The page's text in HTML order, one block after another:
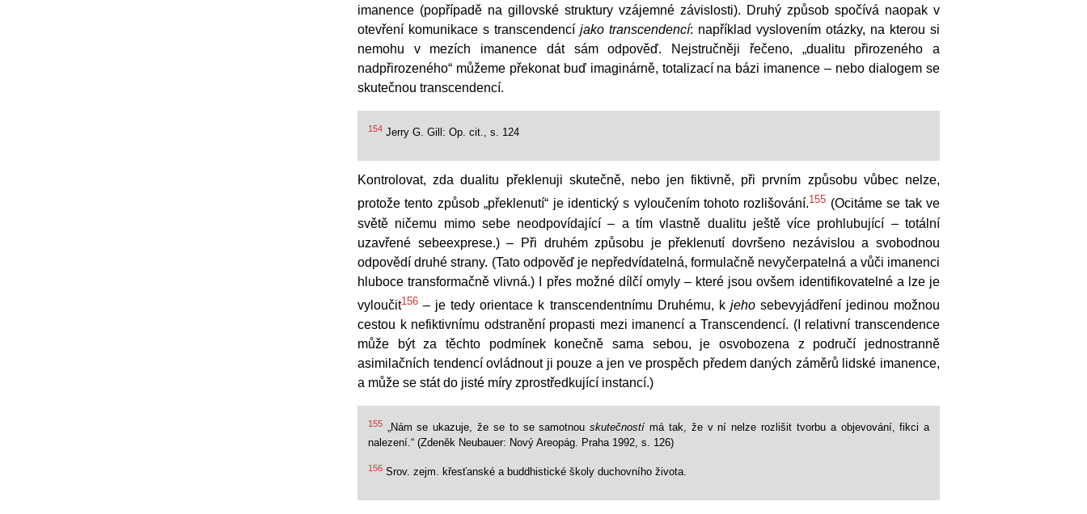
imanence (popřípadě na gillovské struktury vzájemné závislosti). Druhý způsob spočívá naopak v
otevření komunikace s transcendencí jako transcendencí: například vyslovením otázky, na kterou si
nemohu v mezích imanence dát sám odpověď. Nejstručněji řečeno, „dualitu přirozeného a
nadpřirozeného“ můžeme překonat buď imaginárně, totalizací na bázi imanence – nebo dialogem se
skutečnou transcendencí.
154Jerry G. Gill: Op. cit., s. 124
Kontrolovat, zda dualitu překlenuji skutečně, nebo jen fiktivně, při prvním způsobu vůbec nelze,
protože tento způsob „překlenutí“ je identický s vyloučením tohoto rozlišování.155 (Ocitáme se tak ve
světě ničemu mimo sebe neodpovídající – a tím vlastně dualitu ještě více prohlubující – totální
uzavřené sebeexprese.) – Při druhém způsobu je překlenutí dovršeno nezávislou a svobodnou
odpovědí druhé strany. (Tato odpověď je nepředvídatelná, formulačně nevyčerpatelná a vůči imanenci
hluboce transformačně vlivná.) I přes možné dílčí omyly – které jsou ovšem identifikovatelné a lze je
vyloučit156 – je tedy orientace k transcendentnímu Druhému, k jeho sebevyjádření jedinou možnou
cestou k nefiktivnímu odstranění propasti mezi imanencí a Transcendencí. (I relativní transcendence
může být za těchto podmínek konečně sama sebou, je osvobozena z područí jednostranně
asimilačních tendencí ovládnout ji pouze a jen ve prospěch předem daných záměrů lidské imanence,
a může se stát do jisté míry zprostředkující instancí.)
155„Nám se ukazuje, že se to se samotnouskutečnostímá tak, že v ní nelze rozlišit tvorbu a objevování, fikci a
nalezení.“ (Zdeněk Neubauer: Nový Areopág. Praha 1992, s. 126)
156Srov. zejm. křesťanské a buddhistické školy duchovního života.